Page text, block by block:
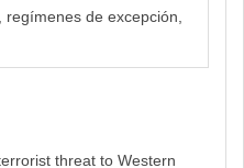
de excepción,
threat to Western